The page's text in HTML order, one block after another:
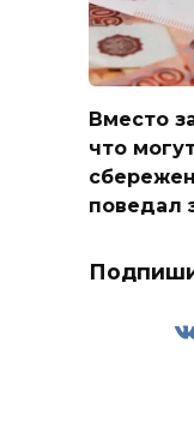
Вместо
что
поведал